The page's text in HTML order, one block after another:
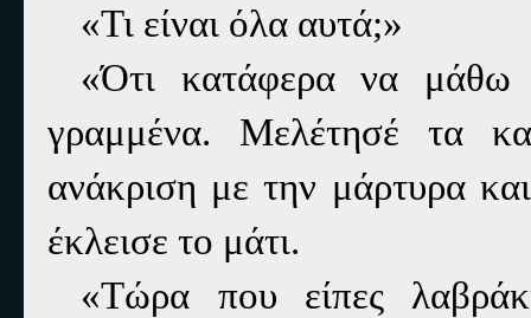
«Τι είναι όλα αυτά;»
«Ότι κατάφερα να
γραμμένα. Μελέτησέ τα
ανάκριση με την μάρτυρα
έκλεισε το μάτι.
«Τώρα που είπες